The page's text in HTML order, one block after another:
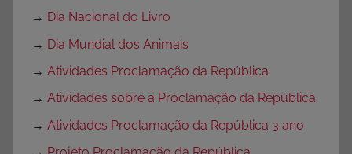
→ Dia Nacional do Livro
→ Dia Mundial dos Animais
→ Atividades Proclamação da República
→ Atividades sobre a Proclamação da República
→ Atividades Proclamação da República 3 ano